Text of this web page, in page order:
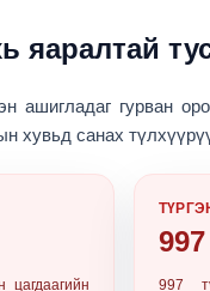
яаралтай
ашигладаг гурван
хувьд санах
цагдаагийн
997
997